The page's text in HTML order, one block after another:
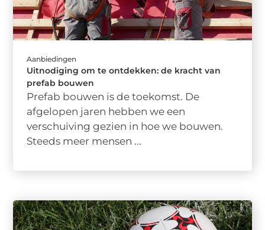
Aanbiedingen
Uitnodiging om te ontdekken: de kracht van
prefab bouwen
Prefab bouwen is de toekomst. De
afgelopen jaren hebben we een
verschuiving gezien in hoe we bouwen.
Steeds meer mensen ...